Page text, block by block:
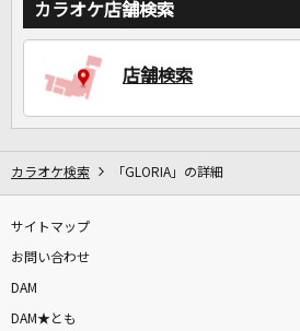
カラオケ店舗検索
店舗検索
カラオケ検索 「GLORIA」の詳細
サイトマップ
お問い合わせ
DAM
DAM★とも